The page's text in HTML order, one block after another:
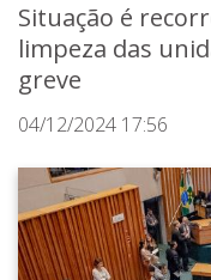
Situação é
limpeza das
greve
04/12/2024 17:56